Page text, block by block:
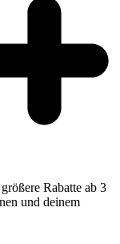
Rabatte ab 3
und deinem